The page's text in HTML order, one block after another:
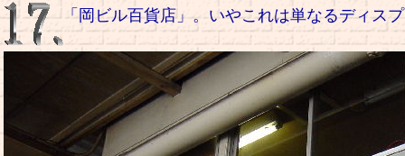
「岡ビル百貨店」。いやこれは単なるディス